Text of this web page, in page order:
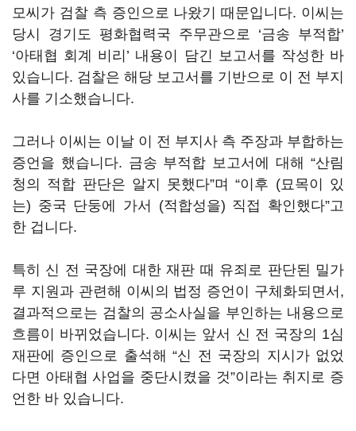
모씨가 검찰 측 증인으로 나왔기 때문입니다. 이씨는
당시 경기도 평화협력국 주무관으로 ‘금송 부적합’
‘아태협 회계 비리’ 내용이 담긴 보고서를 작성한 바
있습니다. 검찰은 해당 보고서를 기반으로 이 전 부지
사를 기소했습니다.
그러나 이씨는 이날 이 전 부지사 측 주장과 부합하는
증언을 했습니다. 금송 부적합 보고서에 대해 “산림
청의 적합 판단은 알지 못했다”며 “이후 (묘목이 있
는) 중국 단둥에 가서 (적합성을) 직접 확인했다”고
한 겁니다.
특히 신 전 국장에 대한 재판 때 유죄로 판단된 밀가
루 지원과 관련해 이씨의 법정 증언이 구체화되면서,
결과적으로는 검찰의 공소사실을 부인하는 내용으로
흐름이 바뀌었습니다. 이씨는 앞서 신 전 국장의 1심
재판에 증인으로 출석해 “신 전 국장의 지시가 없었
다면 아태협 사업을 중단시켰을 것”이라는 취지로 증
언한 바 있습니다.